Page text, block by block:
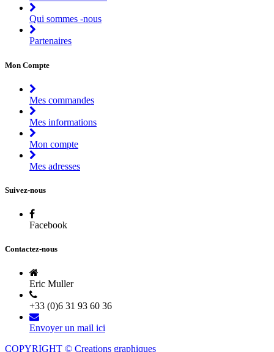
Qui sommes -nous
Partenaires
Mon Compte
Mes commandes
Mes informations
Mon compte
Mes adresses
Suivez-nous
Facebook
Contactez-nous
Eric Muller
+33 (0)6 31 93 60 36
Envoyer un mail ici
COPYRIGHT © Creations graphiques